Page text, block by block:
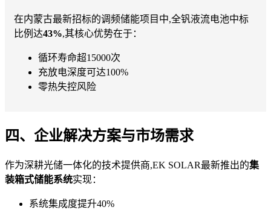
在内蒙古最新招标的调频储能项目中,全钒液流电池中标
比例达43%,其核心优势在于：
循环寿命超15000次
充放电深度可达100%
零热失控风险
四、企业解决方案与市场需求
作为深耕光储一体化的技术提供商,EK SOLAR最新推出的集
装箱式储能系统实现：
系统集成度提升40%